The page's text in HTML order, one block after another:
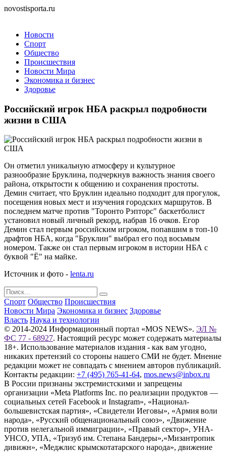
novostisporta.ru
Новости
Спорт
Общество
Происшествия
Новости Мира
Экономика и бизнес
Здоровье
Российский игрок НБА раскрыл подробности
жизни в США
Он отметил уникальную атмосферу и культурное
разнообразие Бруклина, подчеркнув важность знания своего
района, открытости к общению и сохранения простоты.
Демин считает, что Бруклин идеально подходит для прогулок,
посещения новых мест и изучения городских маршрутов. В
последнем матче против "Торонто Рэпторс" баскетболист
установил новый личный рекорд, набрав 16 очков. Егор
Демин стал первым российским игроком, попавшим в топ-10
драфтов НБА, когда "Бруклин" выбрал его под восьмым
номером. Также он стал первым игроком в истории НБА с
буквой "Ё" на майке.
Источник и фото - lenta.ru
Спорт Общество Происшествия
Новости Мира Экономика и бизнес Здоровье
Власть Наука и технологии
© 2014-2024 Информационный портал «MOS NEWS». ЭЛ №
ФС 77 - 68927. Настоящий ресурс может содержать материалы
18+. Использование материалов издания - как вам угодно,
никаких претензий со стороны нашего СМИ не будет. Мнение
редакции может не совпадать с мнением авторов публикаций.
Контакты редакции: +7 (495) 765-41-64, mos.news@inbox.ru
В России признаны экстремистскими и запрещены
организации «Meta Platforms Inc. по реализации продуктов —
социальных сетей Facebook и Instagram», «Национал-
большевистская партия», «Свидетели Иеговы», «Армия воли
народа», «Русский общенациональный союз», «Движение
против нелегальной иммиграции», «Правый сектор», УНА-
УНСО, УПА, «Тризуб им. Степана Бандеры»,«Мизантропик
дивижн», «Меджлис крымскотатарского народа», движение